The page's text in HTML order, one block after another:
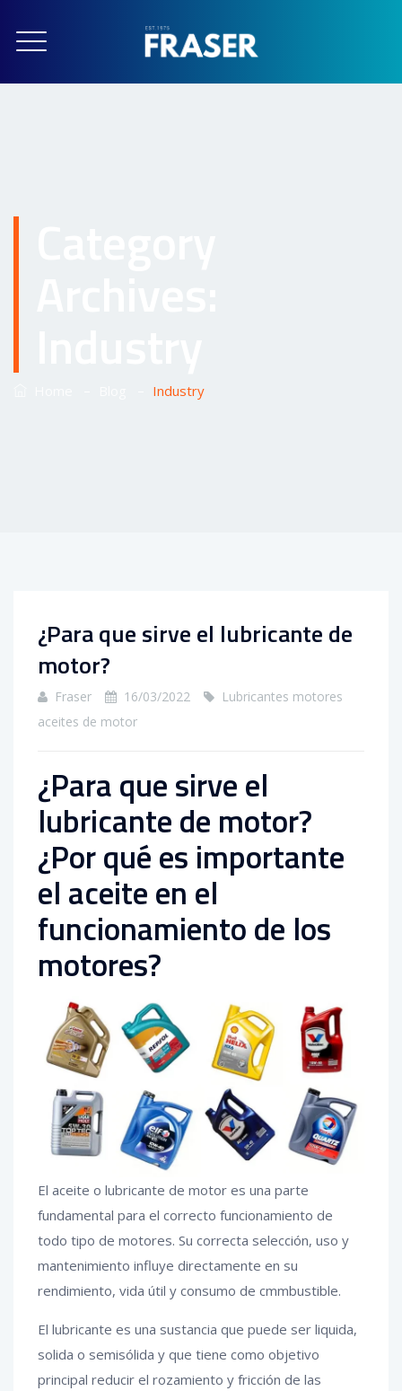
Industry
¿Para que sirve el lubricante de
motor?
Fraser 16/03/2022
Lubricantes motores
aceites de motor
¿Para que sirve el
lubricante de motor?
¿Por qué es importante
el aceite en el
funcionamiento de los
motores?
El aceite o lubricante de motor es una parte
fundamental para el correcto funcionamiento de
todo tipo de motores. Su correcta selección, uso y
mantenimiento influye directamente en su
rendimiento, vida útil y consumo de cmmbustible.
El lubricante es una sustancia que puede ser liquida,
solida o semisólida y que tiene como objetivo
principal reducir el rozamiento y fricción de las